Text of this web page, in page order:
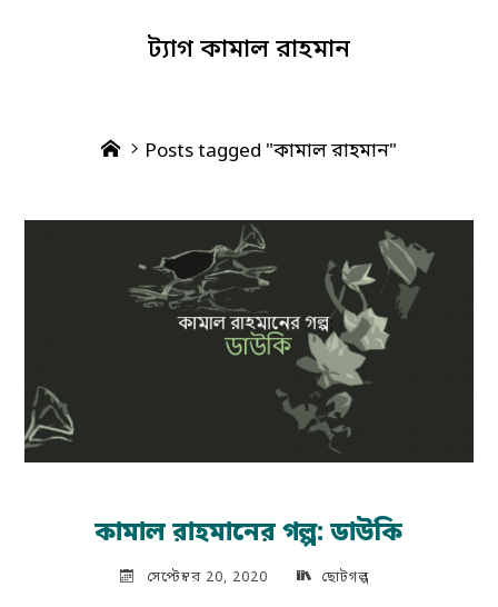
ট্যাগ কামাল রাহমান
HomePosts tagged "কামাল রাহমান"
কামাল রাহমানের গল্প: ডাউকি
সেপ্টেম্বর 20, 2020 ছোটগল্প